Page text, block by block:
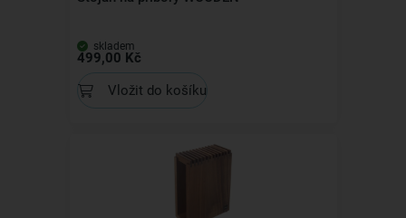
skladem
499,00 Kč
Vložit do košíku